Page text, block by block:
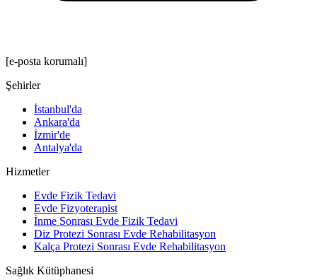
[e-posta korumalı]
Şehirler
İstanbul'da
Ankara'da
İzmir'de
Antalya'da
Hizmetler
Evde Fizik Tedavi
Evde Fizyoterapist
İnme Sonrası Evde Fizik Tedavi
Diz Protezi Sonrası Evde Rehabilitasyon
Kalça Protezi Sonrası Evde Rehabilitasyon
Sağlık Kütüphanesi